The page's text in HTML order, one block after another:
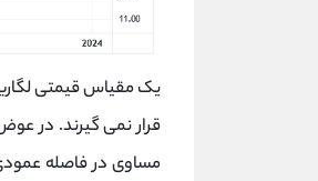
یک مقیاس قیمتی
قرار نمی گیرند. در
مساوی در فاصله